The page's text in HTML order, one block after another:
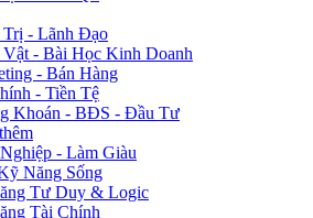
Trị - Lãnh Đạo
Vật - Bài Học Kinh Doanh
- Bán Hàng
- Tiền Tệ
Khoán - BĐS - Đầu Tư
- Làm Giàu
Năng Sống
Tư Duy & Logic
Tài Chính